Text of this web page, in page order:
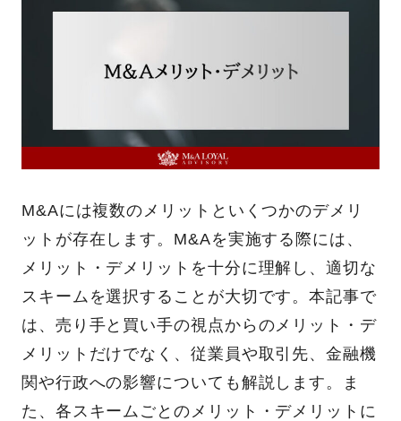
M&Aには複数のメリットといくつかのデメリ
ットが存在します。M&Aを実施する際には、
メリット・デメリットを十分に理解し、適切な
スキームを選択することが大切です。本記事で
は、売り手と買い手の視点からのメリット・デ
メリットだけでなく、従業員や取引先、金融機
関や行政への影響についても解説します。ま
た、各スキームごとのメリット・デメリットに